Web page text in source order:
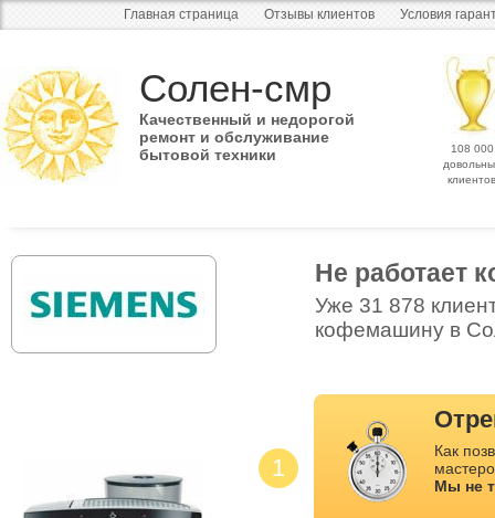
Главная страница Отзывы клиентов Условия
Солен-смр
Качественный и недорогой
ремонт и обслуживание
бытовой техники
108 000
клиентов
Не работает
Уже 31 878
кофемашину в
1
Как
Мы не